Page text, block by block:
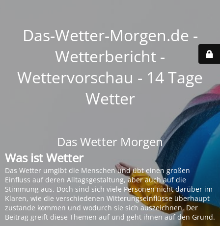
Das-Wetter-Morgen.de -
Wetterbericht -
Wettervorschau - 14 Tage
Wetter
Das Wetter Morgen
Was ist Wetter
Das Wetter umgibt die Menschen und übt einen großen
Einfluss auf deren Alltagsgestaltung, aber auch auf die
Stimmung aus. Doch sind sich viele Personen nicht darüber im
Klaren, wie die verschiedenen Witterungseinflüsse überhaupt
zustande kommen und wodurch sie sich auszeichnen. Der
Beitrag greift diese Themen auf und geht ihnen auf den Grund.